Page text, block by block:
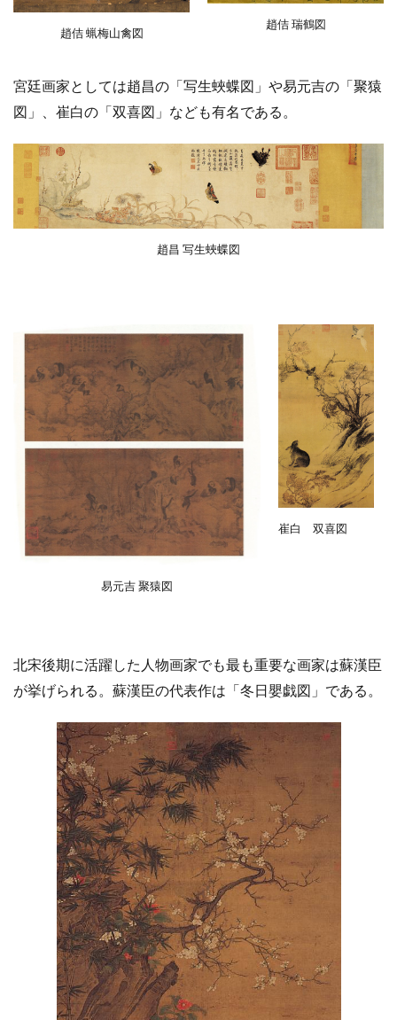
趙佶 蝋梅山禽図
趙佶 瑞鶴図
宮廷画家としては趙昌の「写生蛺蝶図」や易元吉の「聚猿
図」、崔白の「双喜図」なども有名である。
趙昌 写生蛺蝶図
易元吉 聚猿図
崔白 双喜図
北宋後期に活躍した人物画家でも最も重要な画家は蘇漢臣
が挙げられる。蘇漢臣の代表作は「冬日嬰戯図」である。